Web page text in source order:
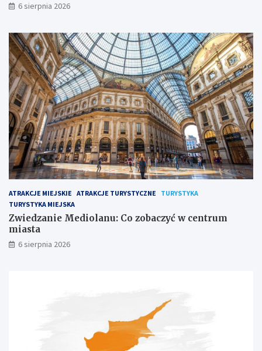
6 sierpnia 2026
ATRAKCJE MIEJSKIE ATRAKCJE TURYSTYCZNE
TURYSTYKA
TURYSTYKA MIEJSKA
Zwiedzanie Mediolanu: Co zobaczyć w centrum
miasta
6 sierpnia 2026